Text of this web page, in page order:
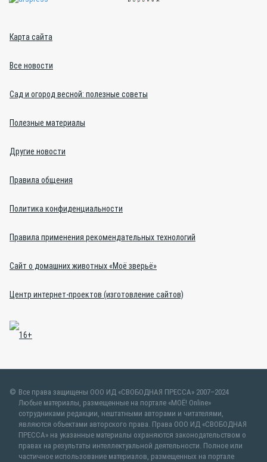
Карта сайта
Все новости
Сад и огород весной: полезные советы
Полезные материалы
Другие новости
Правила общения
Политика конфиденциальности
Правила применения рекомендательных технологий
Сайт о домашних животных «Моё зверьё»
Центр интернет-проектов (изготовление сайтов)
Все права защищены ООО ИД «СВОБОДНАЯ ПРЕССА» 2007–2024
Любые материалы, размещенные на портале «МОЁ! Online»
сотрудниками редакции, нештатными авторами и читателями,
являются объектами авторского права. Права ООО ИД «СВОБОДНАЯ
ПРЕССА» на указанные материалы охраняются законодательством о
правах на результаты интеллектуальной деятельности. Полное или
частичное использование материалов, размещенных на портале